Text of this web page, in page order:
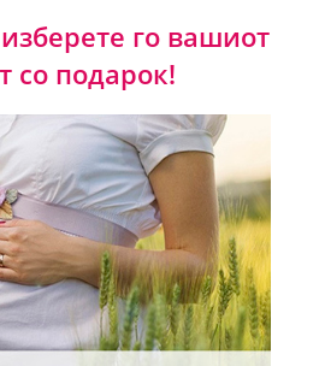
го вашиот
со подарок!